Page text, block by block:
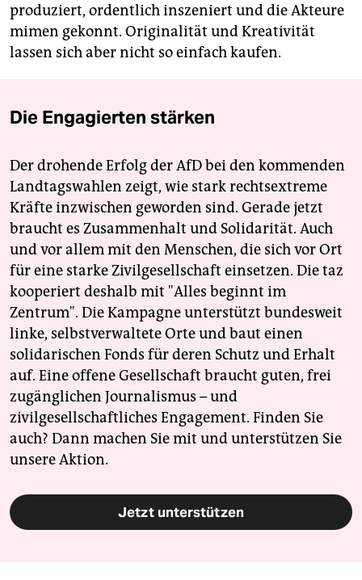
produziert, ordentlich inszeniert und die Akteure
mimen gekonnt. Originalität und Kreativität
lassen sich aber nicht so einfach kaufen.
Die Engagierten stärken
Der drohende Erfolg der AfD bei den kommenden
Landtagswahlen zeigt, wie stark rechtsextreme
Kräfte inzwischen geworden sind. Gerade jetzt
braucht es Zusammenhalt und Solidarität. Auch
und vor allem mit den Menschen, die sich vor Ort
für eine starke Zivilgesellschaft einsetzen. Die taz
kooperiert deshalb mit "Alles beginnt im
Zentrum". Die Kampagne unterstützt bundesweit
linke, selbstverwaltete Orte und baut einen
solidarischen Fonds für deren Schutz und Erhalt
auf. Eine offene Gesellschaft braucht guten, frei
zugänglichen Journalismus – und
zivilgesellschaftliches Engagement. Finden Sie
auch? Dann machen Sie mit und unterstützen Sie
unsere Aktion.
Jetzt unterstützen